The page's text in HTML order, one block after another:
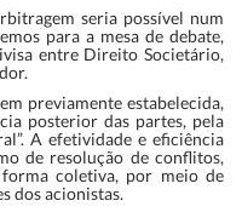
seria possível num
para a mesa de debate,
entre Direito Societário,
previamente estabelecida,
posterior das partes, pela
A efetividade e eficiência
de resolução de conflitos,
coletiva, por meio de
dos acionistas.